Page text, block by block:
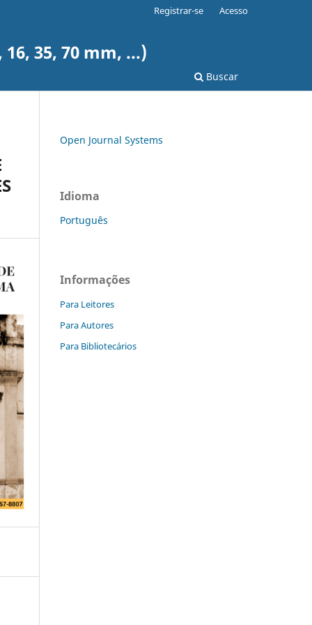
35, 70 mm, ...)
Buscar
Registrar-se Acesso
Open Journal Systems
Idioma
Português
Informações
Para Leitores
Para Autores
Para Bibliotecários